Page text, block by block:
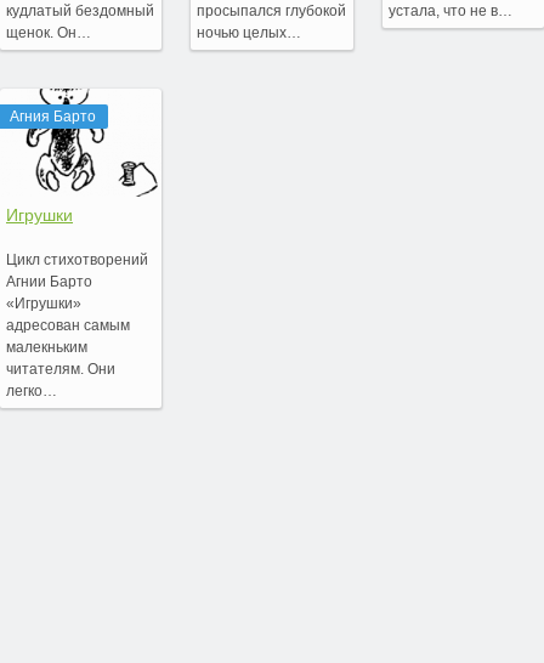
кудлатый бездомный
щенок. Он…
Агния Барто
Игрушки
Цикл стихотворений
Агнии Барто
«Игрушки»
адресован самым
малекньким
читателям. Они
легко…
просыпался глубокой
ночью целых…
устала, что не в…